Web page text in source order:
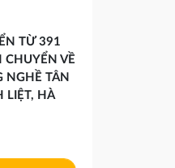
TỪ 391
CHUYỂN VỀ
NGHỀ TÂN
LIỆT, HÀ